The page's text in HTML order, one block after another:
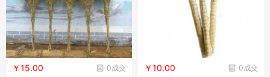
0成交
￥15.00 0成交
￥10.00